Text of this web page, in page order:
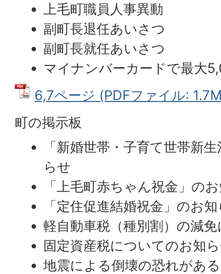
上毛町職員人事異動
副町長退任あいさつ
副町長就任あいさつ
マイナンバーカードで最大
6,7ページ (PDFファイル:
町の掲示板
「新婚世帯・子育て世帯新
らせ
「上毛町赤ちゃん祝金」の
「定住促進結婚祝金」のお
軽自動車税（種別割）の減
固定資産税についてのお知
地震による倒壊の恐れがあ